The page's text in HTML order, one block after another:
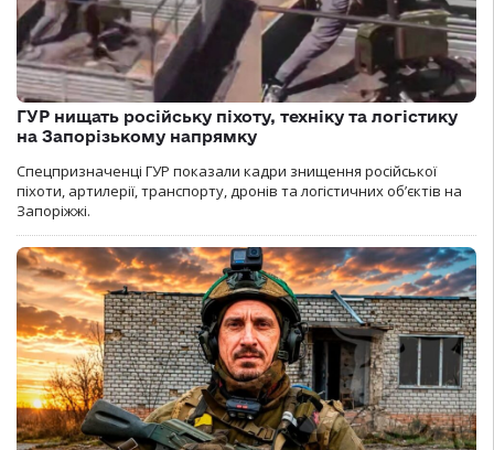
ГУР нищать російську піхоту, техніку та логістику
на Запорізькому напрямку
Спецпризначенці ГУР показали кадри знищення російської
піхоти, артилерії, транспорту, дронів та логістичних об’єктів на
Запоріжжі.